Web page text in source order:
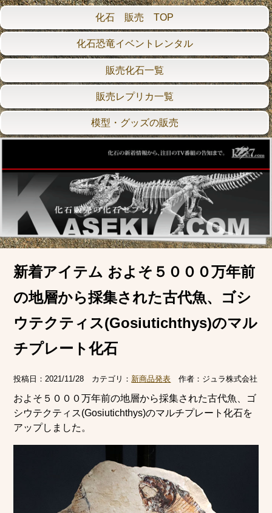
化石 販売 TOP
化石恐竜イベントレンタル
販売化石一覧
販売レプリカ一覧
模型・グッズの販売
新着アイテム およそ５０００万年前
の地層から採集された古代魚、ゴシ
ウテクティス(Gosiutichthys)のマル
チプレート化石
投稿日：2021/11/28 カテゴリ： 新商品発表 作者： ジュラ株式会社
およそ５０００万年前の地層から採集された古代魚、ゴ
シウテクティス(Gosiutichthys)のマルチプレート化石を
アップしました。